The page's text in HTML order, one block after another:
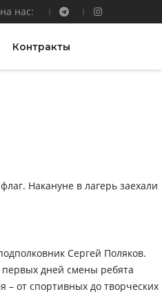
нас:
Контракты
Накануне в лагерь заехали
Сергей Поляков.
дней смены ребята
– от спортивных до творческих